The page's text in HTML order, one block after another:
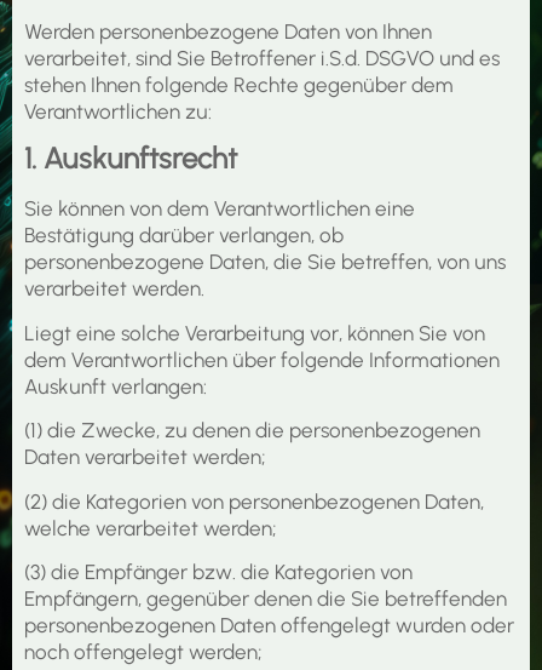
Werden personenbezogene Daten von Ihnen
verarbeitet, sind Sie Betroffener i.S.d. DSGVO und es
stehen Ihnen folgende Rechte gegenüber dem
Verantwortlichen zu:
1. Auskunftsrecht
Sie können von dem Verantwortlichen eine
Bestätigung darüber verlangen, ob
personenbezogene Daten, die Sie betreffen, von uns
verarbeitet werden.
Liegt eine solche Verarbeitung vor, können Sie von
dem Verantwortlichen über folgende Informationen
Auskunft verlangen:
(1) die Zwecke, zu denen die personenbezogenen
Daten verarbeitet werden;
(2) die Kategorien von personenbezogenen Daten,
welche verarbeitet werden;
(3) die Empfänger bzw. die Kategorien von
Empfängern, gegenüber denen die Sie betreffenden
personenbezogenen Daten offengelegt wurden oder
noch offengelegt werden;